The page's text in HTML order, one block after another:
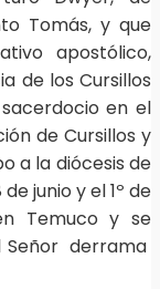
Tomás, y que
apostólico,
de los Cursillos
en el
de Cursillos y
a la diócesis de
junio y el 1º de
Temuco y se
Señor derrama